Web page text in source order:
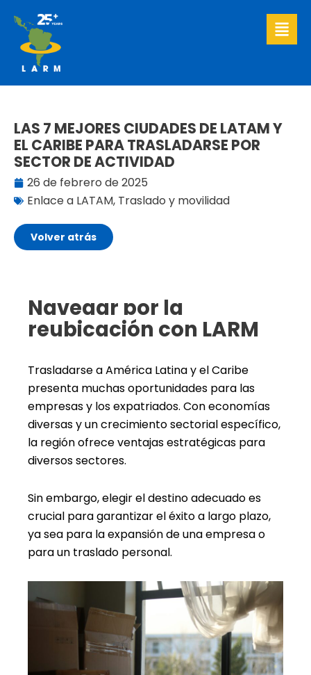
contenido
LAS 7 MEJORES CIUDADES DE LATAM Y
EL CARIBE PARA TRASLADARSE POR
SECTOR DE ACTIVIDAD
26 de febrero de 2025
Enlace a LATAM, Traslado y movilidad
Volver atrás
Navegar por la
reubicación con LARM
Trasladarse a América Latina y el Caribe
presenta muchas oportunidades para las
empresas y los expatriados. Con economías
diversas y un crecimiento sectorial específico,
la región ofrece ventajas estratégicas para
diversos sectores.
Sin embargo, elegir el destino adecuado es
crucial para garantizar el éxito a largo plazo,
ya sea para la expansión de una empresa o
para un traslado personal.